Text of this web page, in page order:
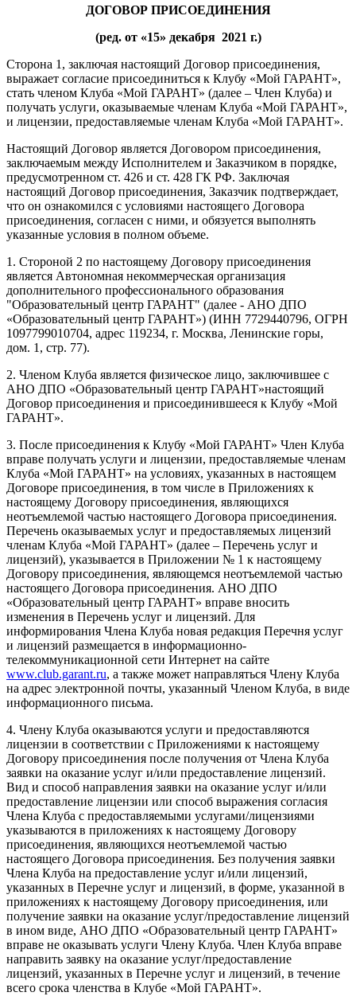
ДОГОВОР ПРИСОЕДИНЕНИЯ
(ред. от «15» декабря 2021 г.)
Сторона 1, заключая настоящий Договор присоединения,
выражает согласие присоединиться к Клубу «Мой ГАРАНТ»,
стать членом Клуба «Мой ГАРАНТ» (далее – Член Клуба) и
получать услуги, оказываемые членам Клуба «Мой ГАРАНТ»,
и лицензии, предоставляемые членам Клуба «Мой ГАРАНТ».
Настоящий Договор является Договором присоединения,
заключаемым между Исполнителем и Заказчиком в порядке,
предусмотренном ст. 426 и ст. 428 ГК РФ. Заключая
настоящий Договор присоединения, Заказчик подтверждает,
что он ознакомился с условиями настоящего Договора
присоединения, согласен с ними, и обязуется выполнять
указанные условия в полном объеме.
1. Стороной 2 по настоящему Договору присоединения
является Автономная некоммерческая организация
дополнительного профессионального образования
"Образовательный центр ГАРАНТ" (далее - АНО ДПО
«Образовательный центр ГАРАНТ») (ИНН 7729440796, ОГРН
1097799010704, адрес 119234, г. Москва, Ленинские горы,
дом. 1, стр. 77).
2. Членом Клуба является физическое лицо, заключившее с
АНО ДПО «Образовательный центр ГАРАНТ»настоящий
Договор присоединения и присоединившееся к Клубу «Мой
ГАРАНТ».
3. После присоединения к Клубу «Мой ГАРАНТ» Член Клуба
вправе получать услуги и лицензии, предоставляемые членам
Клуба «Мой ГАРАНТ» на условиях, указанных в настоящем
Договоре присоединения, в том числе в Приложениях к
настоящему Договору присоединения, являющихся
неотъемлемой частью настоящего Договора присоединения.
Перечень оказываемых услуг и предоставляемых лицензий
членам Клуба «Мой ГАРАНТ» (далее – Перечень услуг и
лицензий), указывается в Приложении № 1 к настоящему
Договору присоединения, являющемся неотъемлемой частью
настоящего Договора присоединения. АНО ДПО
«Образовательный центр ГАРАНТ» вправе вносить
изменения в Перечень услуг и лицензий. Для
информирования Члена Клуба новая редакция Перечня услуг
и лицензий размещается в информационно-
телекоммуникационной сети Интернет на сайте
www.club.garant.ru, а также может направляться Члену Клуба
на адрес электронной почты, указанный Членом Клуба, в виде
информационного письма.
4. Члену Клуба оказываются услуги и предоставляются
лицензии в соответствии с Приложениями к настоящему
Договору присоединения после получения от Члена Клуба
заявки на оказание услуг и/или предоставление лицензий.
Вид и способ направления заявки на оказание услуг и/или
предоставление лицензии или способ выражения согласия
Члена Клуба с предоставляемыми услугами/лицензиями
указываются в приложениях к настоящему Договору
присоединения, являющихся неотъемлемой частью
настоящего Договора присоединения. Без получения заявки
Члена Клуба на предоставление услуг и/или лицензий,
указанных в Перечне услуг и лицензий, в форме, указанной в
приложениях к настоящему Договору присоединения, или
получение заявки на оказание услуг/предоставление лицензий
в ином виде, АНО ДПО «Образовательный центр ГАРАНТ»
вправе не оказывать услуги Члену Клуба. Член Клуба вправе
направить заявку на оказание услуг/предоставление
лицензий, указанных в Перечне услуг и лицензий, в течение
всего срока членства в Клубе «Мой ГАРАНТ».